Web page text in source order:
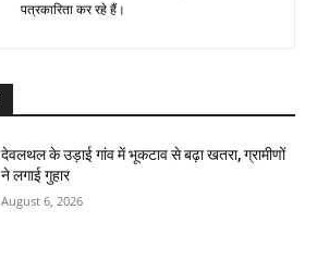
पत्रकारिता कर रहे हैं।
देवलथल के उड़ाई गांव में भूकटाव से बढ़ा खतरा, ग्रामीणों
ने लगाई गुहार
August 6, 2026